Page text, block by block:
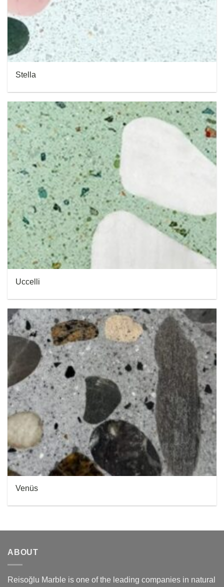
Stella
Uccelli
Venüs
ABOUT
Reisoğlu Marble is one of the leading companies in natural